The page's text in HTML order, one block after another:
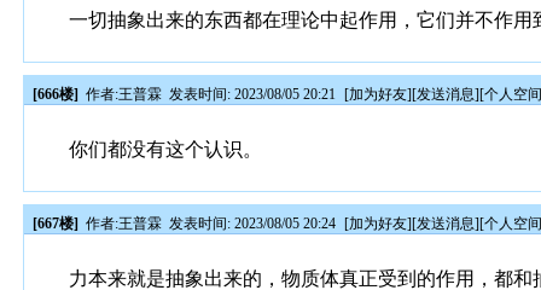
一切抽象出来的东西都在理论中起作用，它们并不作用
[666楼] 作者:王普霖 发表时间: 2023/08/05 20:21 [加为好友][发送消息][个人空
你们都没有这个认识。
[667楼] 作者:王普霖 发表时间: 2023/08/05 20:24 [加为好友][发送消息][个人空
力本来就是抽象出来的，物质体真正受到的作用，都